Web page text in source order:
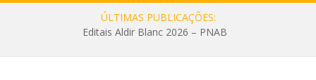
ÚLTIMAS PUBLICAÇÕES:
Editais Aldir Blanc 2026 – PNAB